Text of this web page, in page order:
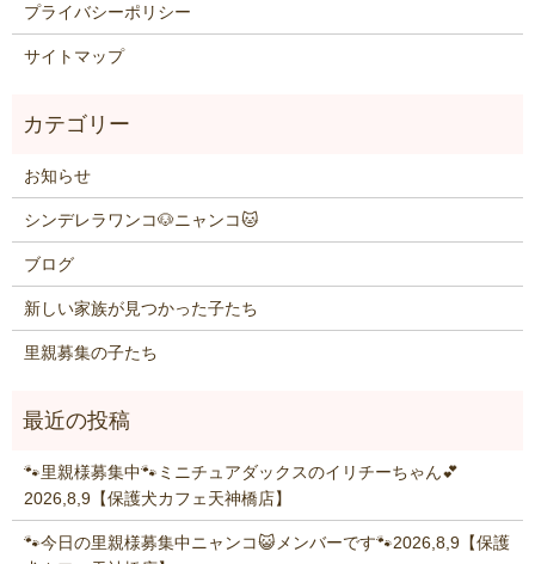
プライバシーポリシー
サイトマップ
お知らせ
シンデレラワンコ🐶ニャンコ🐱
ブログ
新しい家族が見つかった子たち
里親募集の子たち
🐾里親様募集中🐾ミニチュアダックスのイリチーちゃん💕
2026,8,9【保護犬カフェ天神橋店】
🐾今日の里親様募集中ニャンコ😺メンバーです🐾2026,8,9【保護